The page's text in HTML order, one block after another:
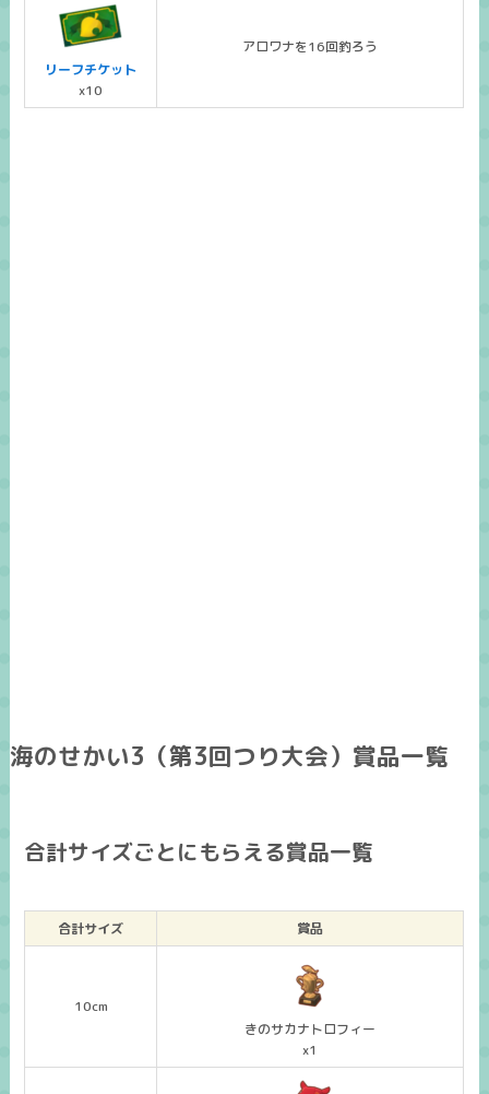
リーフチケット
x10
アロワナを16回釣ろう
海のせかい3（第3回つり大会）賞品一覧
合計サイズごとにもらえる賞品一覧
合計サイズ 賞品
10cm
きのサカナトロフィー
x1